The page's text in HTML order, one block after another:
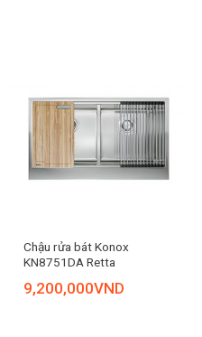
Chậu rửa bát Konox
KN8751DA Retta
9,200,000VND